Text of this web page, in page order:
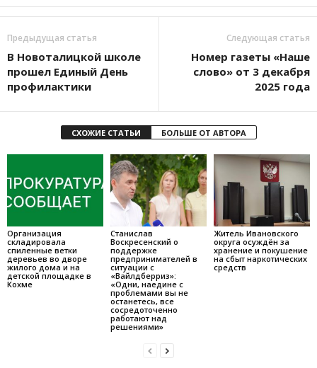
Предыдущая статья
В Новоталицкой школе
прошел Единый День
профилактики
Следующая статья
Номер газеты «Наше
слово» от 3 декабря
2025 года
СХОЖИЕ СТАТЬИ БОЛЬШЕ ОТ АВТОРА
Организация
складировала
спиленные ветки
деревьев во дворе
жилого дома и на
детской площадке в
Кохме
Станислав
Воскресенский о
поддержке
предпринимателей в
ситуации с
«Вайлдберриз»:
«Одни, наедине с
проблемами вы не
останетесь, все
сосредоточенно
работают над
решениями»
Житель Ивановского
округа осуждён за
хранение и покушение
на сбыт наркотических
средств